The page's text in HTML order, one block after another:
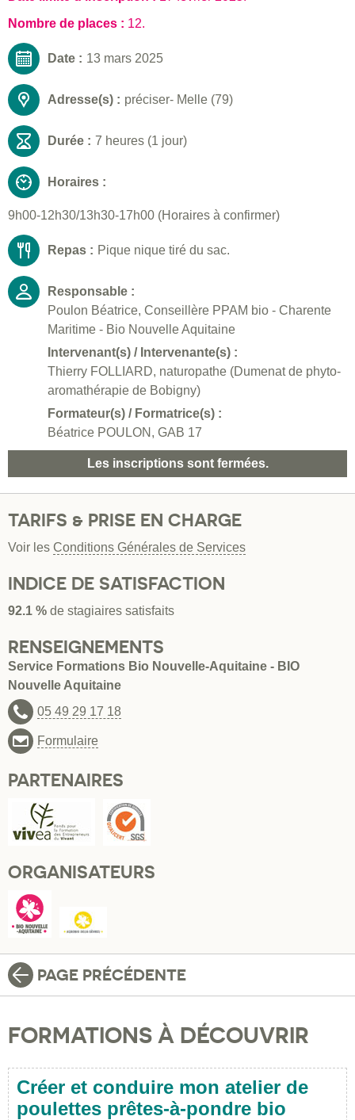
Nombre de places : 12.
Date : 13 mars 2025
Adresse(s) : préciser- Melle (79)
Durée : 7 heures (1 jour)
Horaires :
9h00-12h30/13h30-17h00 (Horaires à confirmer)
Repas : Pique nique tiré du sac.
Responsable :
Poulon Béatrice, Conseillère PPAM bio - Charente
Maritime - Bio Nouvelle Aquitaine
Intervenant(s) / Intervenante(s) :
Thierry FOLLIARD, naturopathe (Dumenat de phyto-
aromathérapie de Bobigny)
Formateur(s) / Formatrice(s) :
Béatrice POULON, GAB 17
Les inscriptions sont fermées.
TARIFS & PRISE EN CHARGE
Voir les Conditions Générales de Services
INDICE DE SATISFACTION
92.1 % de stagiaires satisfaits
RENSEIGNEMENTS
Service Formations Bio Nouvelle-Aquitaine - BIO
Nouvelle Aquitaine
05 49 29 17 18
Formulaire
PARTENAIRES
ORGANISATEURS
PAGE PRÉCÉDENTE
FORMATIONS À DÉCOUVRIR
Créer et conduire mon atelier de
poulettes prêtes-à-pondre bio